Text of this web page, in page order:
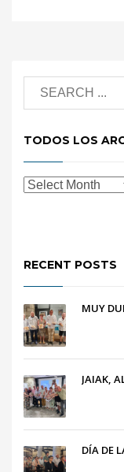
TODOS LOS
RECENT POSTS
MUY
JAIAK,
DÍA DE